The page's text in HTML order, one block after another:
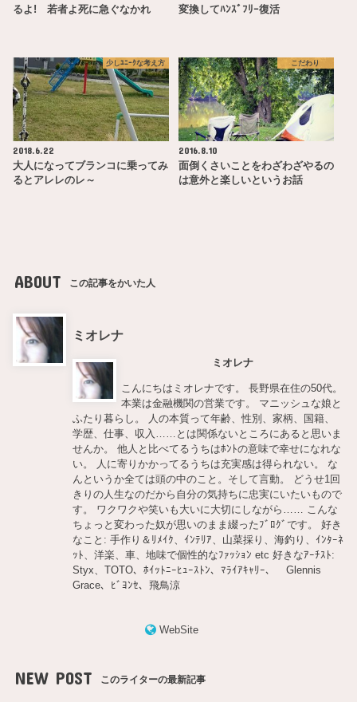
るよ! 若者よ死に急ぐなかれ
変換してﾊﾝｽﾞﾌﾘｰ復活
少しﾕﾆｰｸな考え方
2018.6.22
大人になってブランコに乗ってみ
るとアレレのレ～
こだわり
2016.8.10
面倒くさいことをわざわざやるの
は意外と楽しいというお話
ABOUT この記事をかいた人
ミオレナ
ミオレナ
こんにちはミオレナです。 長野県在住の50代。
本業は金融機関の営業です。 マニッシュな娘と
ふたり暮らし。 人の本質って年齢、性別、家柄、国籍、
学歴、仕事、収入……とは関係ないところにあると思いま
せんか。 他人と比べてるうちはﾎﾝﾄの意味で幸せになれな
い。 人に寄りかかってるうちは充実感は得られない。 な
んというか全ては頭の中のこと。そして言動。 どうせ1回
きりの人生なのだから自分の気持ちに忠実にいたいもので
す。 ワクワクや笑いも大いに大切にしながら…… こんな
ちょっと変わった奴が思いのまま綴ったﾌﾞﾛｸﾞです。 好き
なこと: 手作り＆ﾘﾒｲｸ、ｲﾝﾃﾘｱ、山菜採り、海釣り、ｲﾝﾀｰﾈ
ｯﾄ、洋楽、車、地味で個性的なﾌｧｯｼｮﾝ etc 好きなｱｰﾁｽﾄ:
Styx、TOTO、ﾎｲｯﾄﾆｰﾋｭｰｽﾄﾝ、ﾏﾗｲｱｷｬﾘｰ、 Glennis
Grace、ﾋﾞﾖﾝｾ、飛鳥涼
WebSite
NEW POST このライターの最新記事